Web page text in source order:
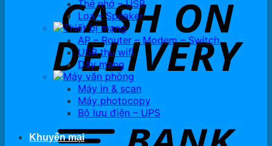
Thẻ nhớ – USB
Loa – Speaker
Thiết bị mạng
AP – Router – Modem – Switch
USB thu wifi
Dây mạng
Máy văn phòng
Máy in & scan
Máy photocopy
Bộ lưu điện – UPS
Khuyến mại